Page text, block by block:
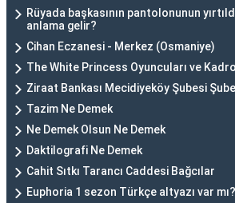
Rüyada başkasının pantolonunun
anlama gelir?
Cihan Eczanesi - Merkez (Osmaniye)
The White Princess Oyuncuları ve
Ziraat Bankası Mecidiyeköy Şubesi
Tazim Ne Demek
Ne Demek Olsun Ne Demek
Daktilografi Ne Demek
Cahit Sıtkı Tarancı Caddesi Bağcılar
Euphoria 1 sezon Türkçe altyazı var mı?